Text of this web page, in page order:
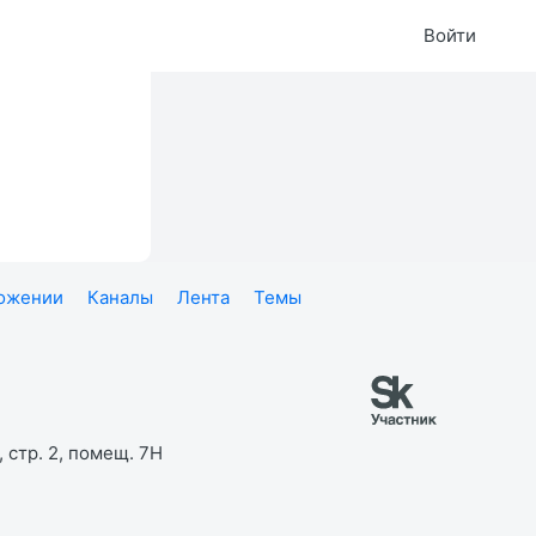
Войти
Каналы Лента Темы
стр. 2, помещ. 7Н